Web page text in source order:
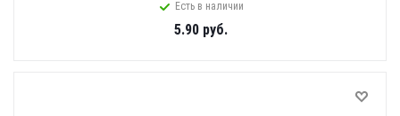
Есть в наличии
5.90руб.